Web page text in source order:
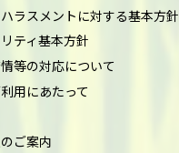
ラスメントに対する基本方針
ティ基本方針
等の対応について
用にあたって
ご案内